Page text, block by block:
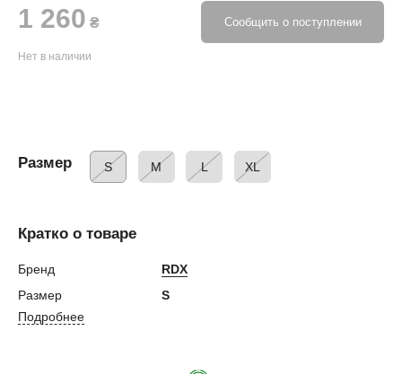
1 260 ₴
Нет в наличии
Сообщить о поступлении
Размер S M L XL
Кратко о товаре
Бренд
RDX
Размер
S
Подробнее